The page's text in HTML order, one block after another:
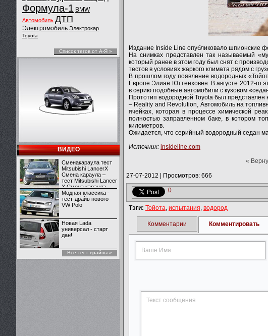
Формула-1 BMW
Автомобиль ДТП
Электромобиль Электрокар
Toyota
Список тегов от А-Я »
ВИДЕО
Сменакараула тест
Mitsubishi LancerX
Смена караула –
тест Mitsubishi Lancer
X Смена караула –
тест Mitsubishi Lancer
X
Модная классика -
тест-драйв нового
VW Polo
Новая Lada
универсал - старт
дан!
Все тест-врайвы »
Издание Inside Line опубликовало шпионские
На снимках представлен так называемый
который ранее в этом году был снят с
тестов в условиях жаркого климата рядом с
В прошлом году появление водородных
Европе Элиан Юттенховен. В августе 2012-го
в серию подобные автомобили с кузовом
Прототип водородной Toyota был
– Reality and Revolution, Автомобиль на
ячейках, которая в процессе химической
полностью заправленном баке, в котором
километров.
Ожидается, что серийный водородный седан
Источник: insideline.com
«
27-07-2012 Просмотров: 666
0
Тэги: Тойота, испытания, водород
Комментарии Комментировать